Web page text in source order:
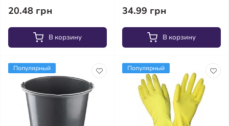
20.48 грн
В корзину
34.99 грн
В корзину
Популярный Популярный